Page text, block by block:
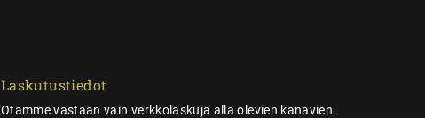
Laskutustiedot
Otamme vastaan vain verkkolaskuja alla olevien kanavien